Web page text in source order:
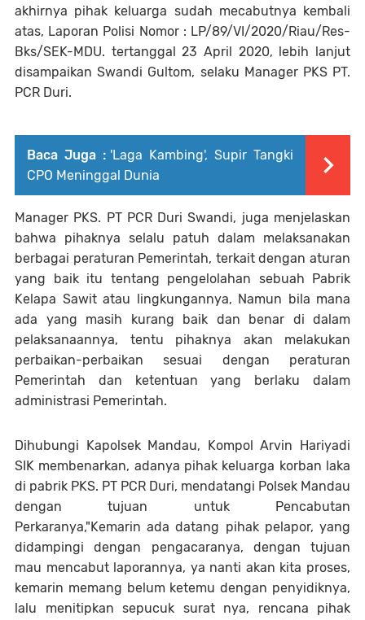
akhirnya pihak keluarga sudah mecabutnya kembali
atas, Laporan Polisi Nomor : LP/89/VI/2020/Riau/Res-
Bks/SEK-MDU. tertanggal 23 April 2020, lebih lanjut
disampaikan Swandi Gultom, selaku Manager PKS PT.
PCR Duri.
Baca Juga : 'Laga Kambing', Supir Tangki
CPO Meninggal Dunia
Manager PKS. PT PCR Duri Swandi, juga menjelaskan
bahwa pihaknya selalu patuh dalam melaksanakan
berbagai peraturan Pemerintah, terkait dengan aturan
yang baik itu tentang pengelolahan sebuah Pabrik
Kelapa Sawit atau lingkungannya, Namun bila mana
ada yang masih kurang baik dan benar di dalam
pelaksanaannya, tentu pihaknya akan melakukan
perbaikan-perbaikan sesuai dengan peraturan
Pemerintah dan ketentuan yang berlaku dalam
administrasi Pemerintah.
Dihubungi Kapolsek Mandau, Kompol Arvin Hariyadi
SIK membenarkan, adanya pihak keluarga korban laka
di pabrik PKS. PT PCR Duri, mendatangi Polsek Mandau
dengan tujuan untuk Pencabutan
Perkaranya,"Kemarin ada datang pihak pelapor, yang
didampingi dengan pengacaranya, dengan tujuan
mau mencabut laporannya, ya nanti akan kita proses,
kemarin memang belum ketemu dengan penyidiknya,
lalu menitipkan sepucuk surat nya, rencana pihak